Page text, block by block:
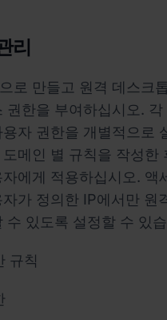
리
로 만들고 원격 데스크
권한을 부여하십시오. 각
자 권한을 개별적으로
메인 별 규칙을 작성한
에게 적용하십시오. 액
가 정의한 IP에서만 원
수 있도록 설정할 수 있
규칙